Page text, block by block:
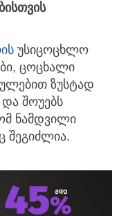
უსიცოცხლო
ცოცხალი
ზუსტად
შოუებს
ნამდვილი
შეგიძლია.